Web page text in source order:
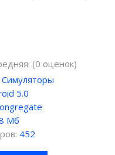
(0 оценок)
Симуляторы
5.0
Мб
452